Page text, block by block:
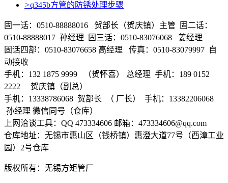
>q345b方管的防锈处理步骤
固一话：0510-88888016 贺部长（贺庆镇）主管 固二话：
0510-88888017 孙经理 固三话：0510-83076068 姜经理
固话四部：0510-83076658 高经理 传真：0510-83079997 自
动接收
手机：132 1875 9999 （贺怀喜） 总经理 手机：189 0152
2222 贺庆镇（副总）
手机：13338786068 贺部长 （ 厂长） 手机：13382206068
孙经理 微信同号（仓库）
上网洽谈工具：QQ 473334606 邮箱：473334606@qq.com
仓库地址：无锡市惠山区（钱桥镇）惠澄大道77号（西漳工业
园）2号仓库
版权所有：无锡方矩管厂